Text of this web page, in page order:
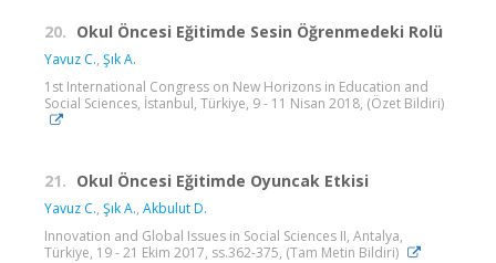
20. Okul Öncesi Eğitimde Sesin Öğrenmedeki Rolü
Yavuz C., Şık A.
1st International Congress on New Horizons in Education and
Social Sciences, İstanbul, Türkiye, 9 - 11 Nisan 2018, (Özet Bildiri)
21. Okul Öncesi Eğitimde Oyuncak Etkisi
Yavuz C., Şık A., Akbulut D.
Innovation and Global Issues in Social Sciences II, Antalya,
Türkiye, 19 - 21 Ekim 2017, ss.362-375, (Tam Metin Bildiri)